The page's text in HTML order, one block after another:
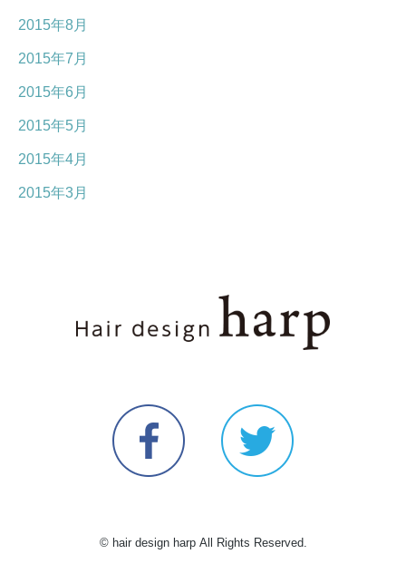
2015年8月
2015年7月
2015年6月
2015年5月
2015年4月
2015年3月
© hair design harp All Rights Reserved.